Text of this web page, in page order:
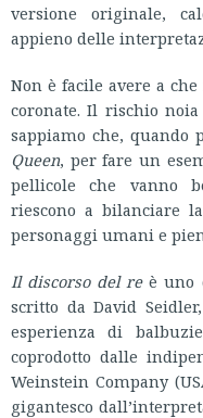
versione originale,
appieno delle
Non è facile avere a
coronate. Il rischio
sappiamo che, quando
Queen, per fare un
pellicole che
riescono a bilanciare
personaggi umani e
Il discorso del reè uno
scritto da David
esperienza di
coprodotto dalle
Weinstein Company
gigantesco